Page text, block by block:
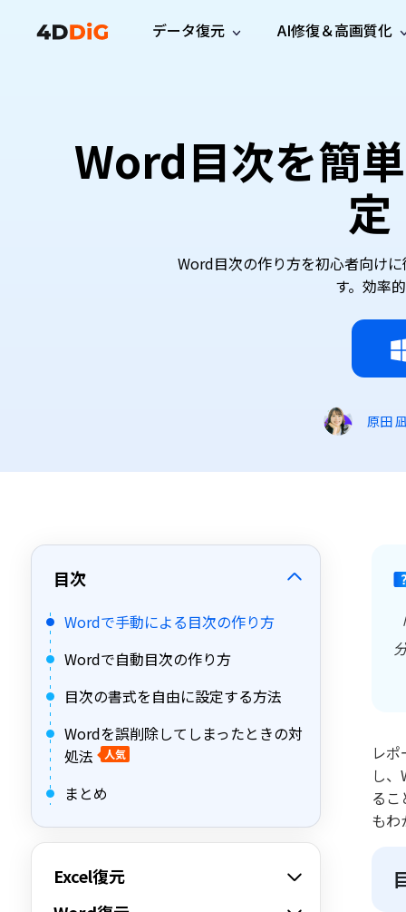
データ復元
プロ版 無料版
プロ版 無料版
AI修復＆高画質化
AIによるファイル修復と高画質化>>
Windows向けディスク管理ツール
データ保護向けPCバックアップ
重複ファ
Macを徹
ガイド・お問い合わせ
サブスク更新情報
ユーザ
使い方
ヒントと
Word目次を簡
定
Word目次の作り方を初心者向け
す。効率
原田
目次
Wordで手動による目次の作り方
Wordで自動目次の作り方
目次の書式を自由に設定する方法
Wordを誤削除してしまったときの対
処法
人気
まとめ
Excel復元
レ
し
るこ
もわ